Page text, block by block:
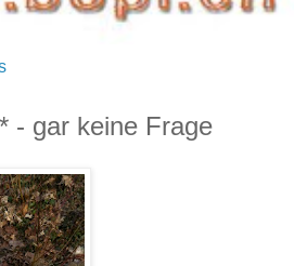
- gar keine Frage